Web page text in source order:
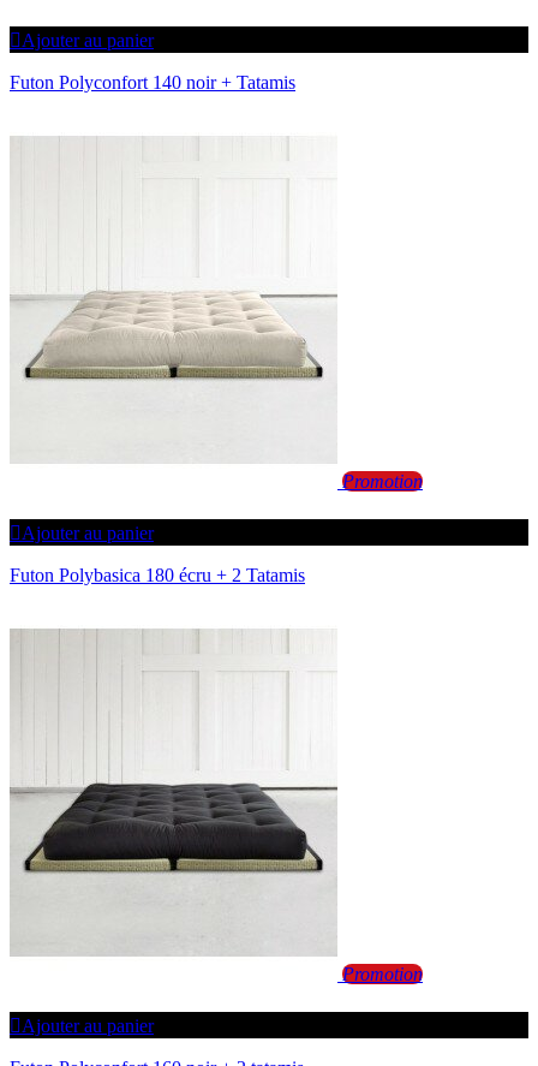
Ajouter au panier
Futon Polyconfort 140 noir + Tatamis
Promotion
Ajouter au panier
Futon Polybasica 180 écru + 2 Tatamis
Promotion
Ajouter au panier